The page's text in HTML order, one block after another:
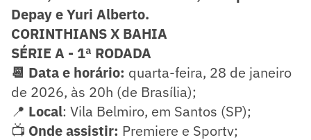
Depay e Yuri Alberto.
CORINTHIANS X BAHIA
SÉRIE A - 1ª RODADA
📆 Data e horário: quarta-feira, 28 de janeiro
de 2026, às 20h (de Brasília);
📍 Local: Vila Belmiro, em Santos (SP);
📺 Onde assistir: Premiere e Sportv;